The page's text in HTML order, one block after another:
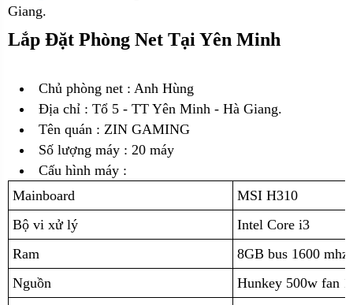
Giang.
Lắp Đặt Phòng Net Tại Yên Minh
Chủ phòng net : Anh Hùng
Địa chỉ : Tổ 5 - TT Yên Minh - Hà Giang.
Tên quán : ZIN GAMING
Số lượng máy : 20 máy
Cấu hình máy :
Mainboard
MSI H310
Bộ vi xử lý
Intel Core i3
Ram
8GB bus 1600
Nguồn
Hunkey 500w fan